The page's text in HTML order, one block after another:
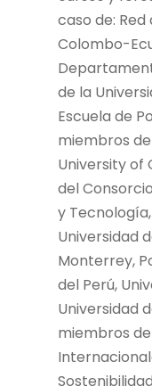
caso de:
Colombo-
de la
Escuela de
miembros
University of
del
y
Universidad
Monterrey,
del Perú,
Universidad
miembros